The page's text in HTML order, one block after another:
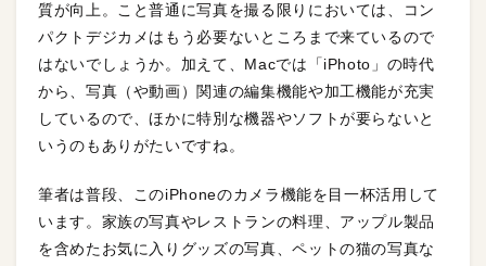
質が向上。こと普通に写真を撮る限りにおいては、コン
パクトデジカメはもう必要ないところまで来ているので
はないでしょうか。加えて、Macでは「iPhoto」の時代
から、写真（や動画）関連の編集機能や加工機能が充実
しているので、ほかに特別な機器やソフトが要らないと
いうのもありがたいですね。
筆者は普段、このiPhoneのカメラ機能を目一杯活用して
います。家族の写真やレストランの料理、アップル製品
を含めたお気に入りグッズの写真、ペットの猫の写真な